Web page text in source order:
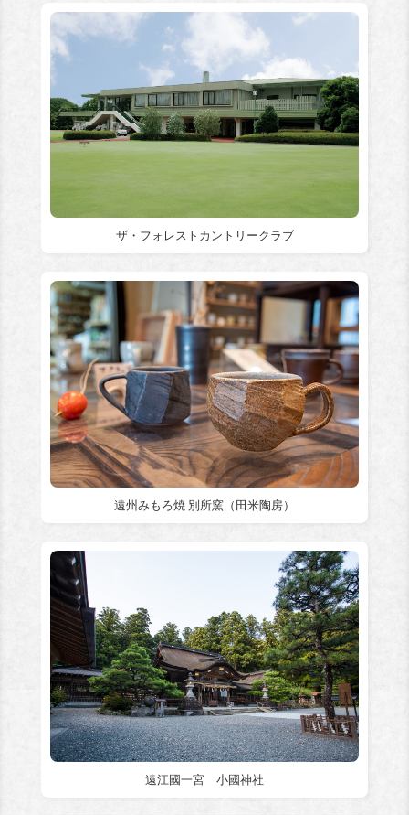
ザ・フォレストカントリークラブ
遠州みもろ焼 別所窯（田米陶房）
遠江國一宮 小國神社